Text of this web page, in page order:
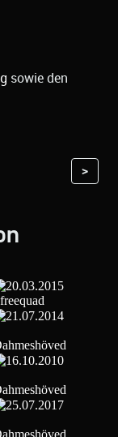
sowie den
>